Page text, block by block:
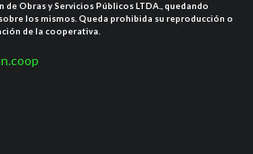
Obras y Servicios Públicos LTDA., quedando
los mismos. Queda prohibida su reproducción o
de la cooperativa.